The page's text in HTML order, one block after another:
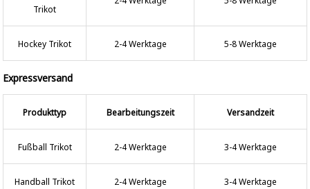
Trikot
Hockey Trikot 2-4 Werktage 5-8 Werktage
Expressversand
Produkttyp Bearbeitungszeit Versandzeit
Fußball Trikot 2-4 Werktage 3-4 Werktage
Handball Trikot 2-4 Werktage 3-4 Werktage